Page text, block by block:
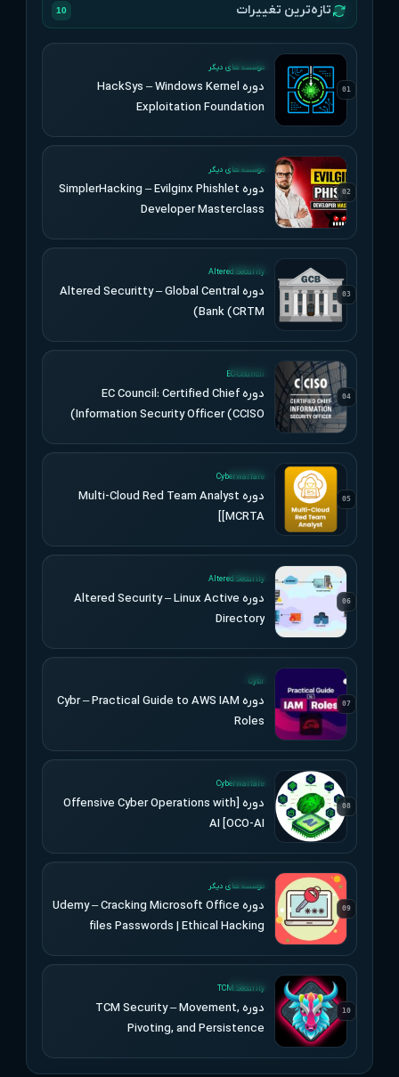
تازه‌ترین تغییرات 10
01
موسسه های دیگر
دوره HackSys – Windows Kernel
Exploitation Foundation
02
موسسه های دیگر
دوره SimplerHacking – Evilginx Phishlet
Developer Masterclass
03
UPDATED
Altered Security
دوره Altered Securitty – Global Central
Bank (CRTM)
04
UPDATED
EC-Council
دوره EC Council: Certified Chief
Information Security Officer (CCISO)
05
UPDATED
Cyberwarfare
دوره Multi-Cloud Red Team Analyst
[MCRTA]
06
UPDATED
Altered Security
دوره Altered Security – Linux Active
Directory
07
UPDATED
Cybr
دوره Cybr – Practical Guide to AWS IAM
Roles
08
UPDATED
Cyberwarfare
دوره [Offensive Cyber Operations with
AI [OCO-AI
09
موسسه های دیگر
دوره Udemy – Cracking Microsoft Office
files Passwords | Ethical Hacking
10
UPDATED
TCM Security
دوره TCM Security – Movement,
Pivoting, and Persistence